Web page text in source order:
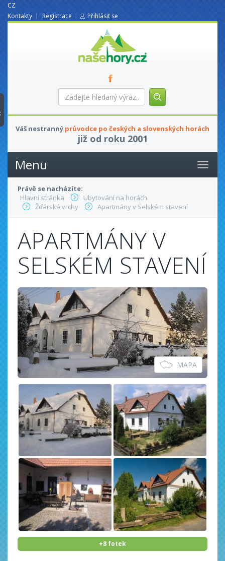
CZ
Kontakty
Registrace Přihlásit se
nasehory.cz
Zadejte
hledaný
Váš nestranný průvodce po českých a slovenských horách
již od roku 2001
Menu
Právě se nacházíte:
Hlavní stránka
Ubytování na horách
Žďárské vrchy
Apartmány v Selském stavení
APARTMÁNY V
SELSKÉM STAVENÍ
MAPA
+8 fotek